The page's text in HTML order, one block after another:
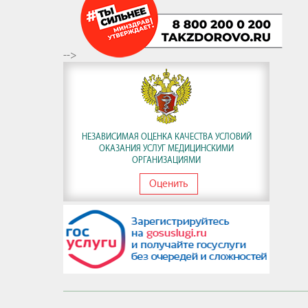
-->
НЕЗАВИСИМАЯ ОЦЕНКА КАЧЕСТВА УСЛОВИЙ
ОКАЗАНИЯ УСЛУГ МЕДИЦИНСКИМИ
ОРГАНИЗАЦИЯМИ
Оценить